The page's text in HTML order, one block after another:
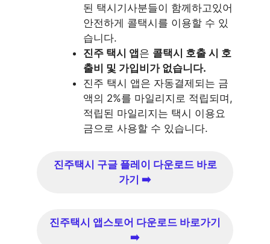
된 택시기사분들이 함께하고있어
안전하게 콜택시를 이용할 수 있
습니다.
진주 택시 앱은 콜택시 호출 시 호
출비 및 가입비가 없습니다.
진주 택시 앱은 자동결제되는 금
액의 2%를 마일리지로 적립되며,
적립된 마일리지는 택시 이용요
금으로 사용할 수 있습니다.
진주택시 구글 플레이 다운로드 바로
가기 ➡️
진주택시 앱스토어 다운로드 바로가기
➡️